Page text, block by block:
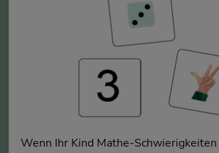
Wenn Ihr Kind Mathe-